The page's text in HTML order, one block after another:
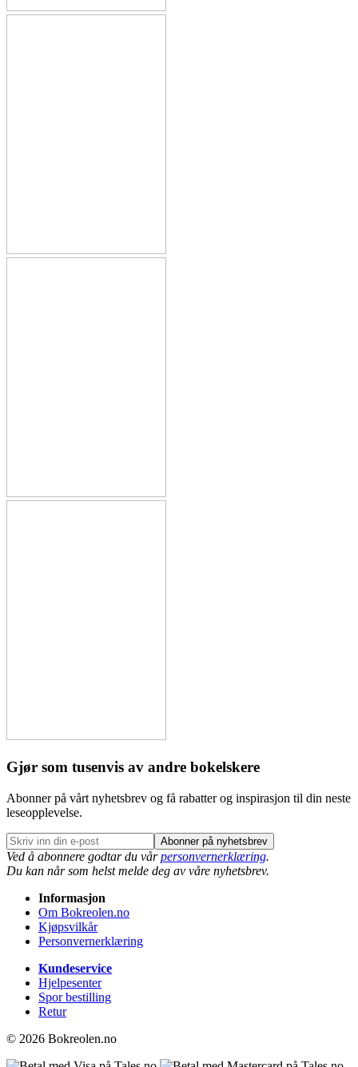
Gjør som tusenvis av andre bokelskere
Abonner på vårt nyhetsbrev og få rabatter og inspirasjon til din neste
leseopplevelse.
Abonner på nyhetsbrev
Ved å abonnere godtar du vårpersonvernerklæring.
Du kan når som helst melde deg av våre nyhetsbrev.
Informasjon
Om Bokreolen.no
Kjøpsvilkår
Personvernerklæring
Kundeservice
Hjelpesenter
Spor bestilling
Retur
© 2026 Bokreolen.no